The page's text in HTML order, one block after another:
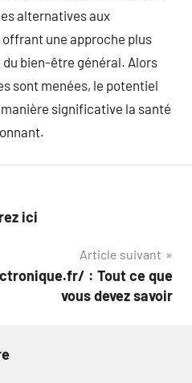
alternatives aux
une approche plus
bien-être général. Alors
sont menées, le potentiel
significative la santé
ici
Article suivant
: Tout ce que
vous devez savoir